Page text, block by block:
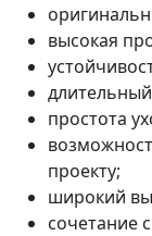
высокая
простота
проекту;
широкий
сочетание